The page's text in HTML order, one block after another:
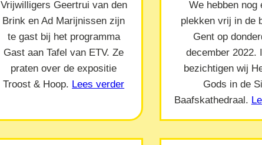
Vrijwilligers Geertrui van den
Brink en Ad Marijnissen zijn
te gast bij het programma
Gast aan Tafel van ETV. Ze
praten over de expositie
Troost & Hoop. Lees verder
We hebben nog
plekken vrij in de
Gent op
december 2022.
bezichtigen wij
Gods in de
Baafskathedraal.